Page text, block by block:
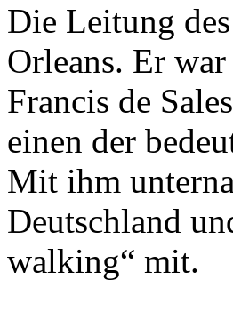
Die Leitung
Orleans. Er
Francis de
einen der
Mit ihm
Deutschland
walking“ mit.